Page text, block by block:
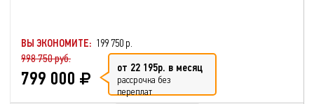
ВЫ ЭКОНОМИТЕ: 199 750 р.
998 750 руб.
799 000 от 22 195р. в месяц
рассрочка без
переплат